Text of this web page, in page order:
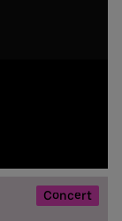
Concert